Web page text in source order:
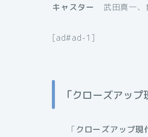
キャスター 武田真一、
[ad#ad-1]
「クローズアッ
「クローズアップ現